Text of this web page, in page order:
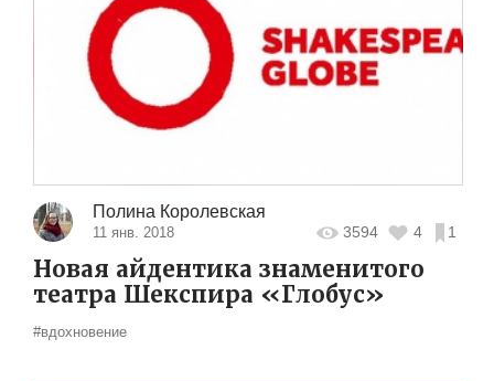
Полина Королевская
11 янв. 2018 3594 4 1
Новая айдентика знаменитого
театра Шекспира «Глобус»
#вдохновение